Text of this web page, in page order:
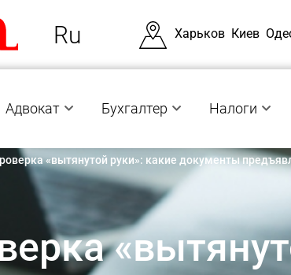
Ru Харьков Киев
Адвокат Бухгалтер Налоги
«вытянутой руки»: какие документы